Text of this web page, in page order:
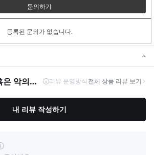
문의하기
등록된 문의가 없습니다.